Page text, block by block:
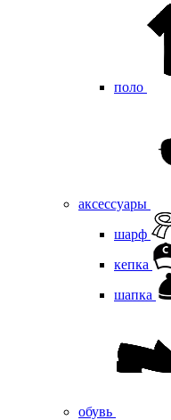
поло
аксессуары
шарф
кепка
шапка
обувь